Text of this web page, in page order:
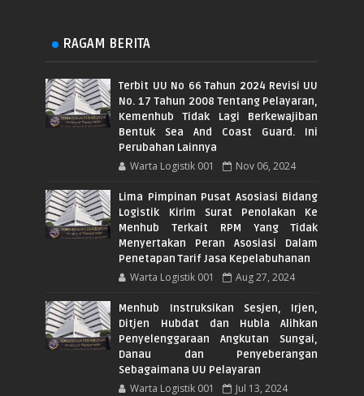
RAGAM BERITA
Terbit UU No 66 Tahun 2024 Revisi UU
No. 17 Tahun 2008 Tentang Pelayaran,
Kemenhub Tidak Lagi Berkewajiban
Bentuk Sea And Coast Guard. Ini
Perubahan Lainnya
Warta Logistik 001 Nov 06, 2024
Lima Pimpinan Pusat Asosiasi Bidang
Logistik Kirim Surat Penolakan Ke
Menhub Terkait RPM Yang Tidak
Menyertakan Peran Asosiasi Dalam
Penetapan Tarif Jasa Kepelabuhanan
Warta Logistik 001 Aug 27, 2024
Menhub Instruksikan Sesjen, Irjen,
Ditjen Hubdat dan Hubla Alihkan
Penyelenggaraan Angkutan Sungai,
Danau dan Penyeberangan
Sebagaimana UU Pelayaran
Warta Logistik 001 Jul 13, 2024